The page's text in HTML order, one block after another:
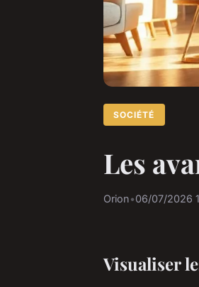
SOCIÉTÉ
Les
Orion•06/07/2026
Visualiser